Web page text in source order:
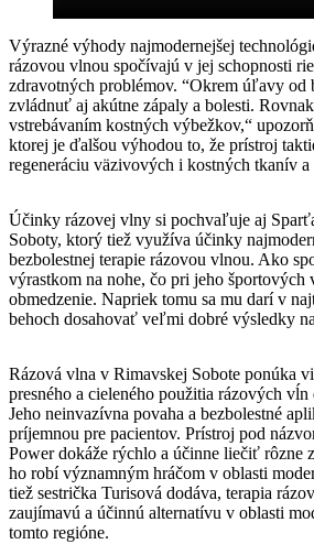
Výrazné výhody najmodernejšej
rázovou vlnou spočívajú v jej schopnosti
zdravotných problémov. “Okrem úľavy od
zvládnuť aj akútne zápaly a bolesti.
vstrebávaním kostných výbežkov,“
ktorej je ďalšou výhodou to, že prístroj
regeneráciu väzivových i kostných tkanív a
Účinky rázovej vlny si pochvaľuje aj
Soboty, ktorý tiež využíva účinky
bezbolestnej terapie rázovou vlnou. Ako
výrastkom na nohe, čo pri jeho
obmedzenie. Napriek tomu sa mu darí v
behoch dosahovať veľmi dobré výsledky
Rázová vlna v Rimavskej Sobote ponúka
presného a cieleného použitia rázových
Jeho neinvazívna povaha a bezbolestné
príjemnou pre pacientov. Prístroj pod
Power dokáže rýchlo a účinne liečiť rôzne
ho robí významným hráčom v oblasti
tiež sestrička Turisová dodáva, terapia
zaujímavú a účinnú alternatívu v oblasti
tomto regióne.